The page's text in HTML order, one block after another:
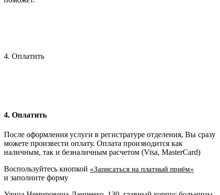
4. Оплатить
4. Оплатить
После оформления услуги в регистратуре отделения, Вы сразу
можете произвести оплату. Оплата производится как
наличным, так и безналичным расчетом (Visa, MasterCard)
Воспользуйтесь кнопкой «Записаться на платный приём»
и заполните форму